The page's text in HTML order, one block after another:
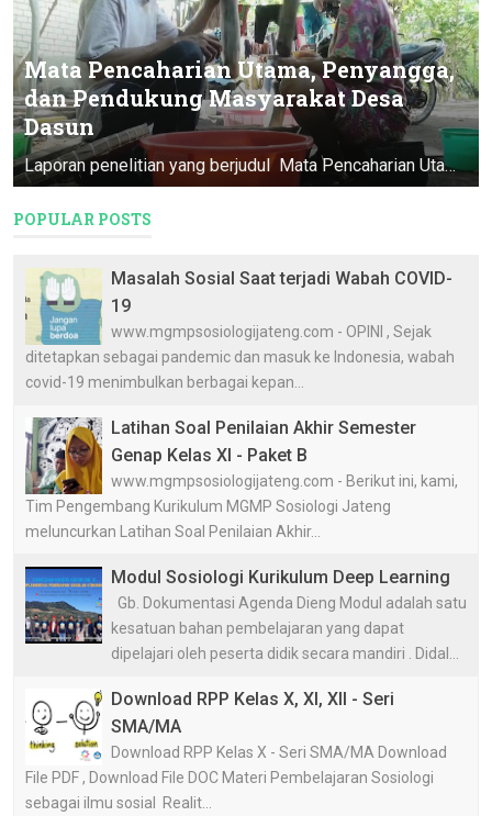
Mata Pencaharian Utama, Penyangga,
dan Pendukung Masyarakat Desa
Dasun
Laporan penelitian yang berjudul Mata Pencaharian Utama, Penyangga, & Pendukung Masyarakat Desa Dasun ini merupakan Program Pendataan D...
POPULAR POSTS
Masalah Sosial Saat terjadi Wabah COVID-
19
www.mgmpsosiologijateng.com - OPINI , Sejak
ditetapkan sebagai pandemic dan masuk ke Indonesia, wabah
covid-19 menimbulkan berbagai kepan...
Latihan Soal Penilaian Akhir Semester
Genap Kelas XI - Paket B
www.mgmpsosiologijateng.com - Berikut ini, kami,
Tim Pengembang Kurikulum MGMP Sosiologi Jateng
meluncurkan Latihan Soal Penilaian Akhir...
Modul Sosiologi Kurikulum Deep Learning
Gb. Dokumentasi Agenda Dieng Modul adalah satu
kesatuan bahan pembelajaran yang dapat
dipelajari oleh peserta didik secara mandiri . Didal...
Download RPP Kelas X, XI, XII - Seri
SMA/MA
Download RPP Kelas X - Seri SMA/MA Download
File PDF , Download File DOC Materi Pembelajaran Sosiologi
sebagai ilmu sosial Realit...